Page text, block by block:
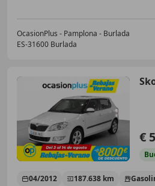
OcasionPlus - Pamplona - Burlada
ES-31600 Burlada
€
04/2012 187.638 km